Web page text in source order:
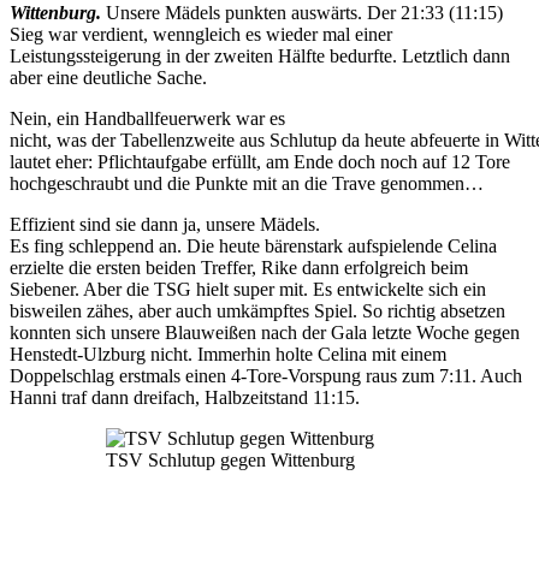
Wittenburg. Unsere Mädels punkten auswärts. Der 21:33 (11:15)
Sieg war verdient, wenngleich es wieder mal einer
Leistungssteigerung in der zweiten Hälfte bedurfte. Letztlich dann
aber eine deutliche Sache.
Nein, ein Handballfeuerwerk war es
nicht, was der Tabellenzweite aus Schlutup da heute abfeuerte in
lautet eher: Pflichtaufgabe erfüllt, am Ende doch noch auf 12 Tore
hochgeschraubt und die Punkte mit an die Trave genommen…
Effizient sind sie dann ja, unsere Mädels.
Es fing schleppend an. Die heute bärenstark aufspielende Celina
erzielte die ersten beiden Treffer, Rike dann erfolgreich beim
Siebener. Aber die TSG hielt super mit. Es entwickelte sich ein
bisweilen zähes, aber auch umkämpftes Spiel. So richtig absetzen
konnten sich unsere Blauweißen nach der Gala letzte Woche gegen
Henstedt-Ulzburg nicht. Immerhin holte Celina mit einem
Doppelschlag erstmals einen 4-Tore-Vorspung raus zum 7:11. Auch
Hanni traf dann dreifach, Halbzeitstand 11:15.
TSV Schlutup gegen Wittenburg